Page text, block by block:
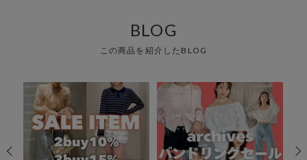
BLOG
この商品を紹介したBLOG